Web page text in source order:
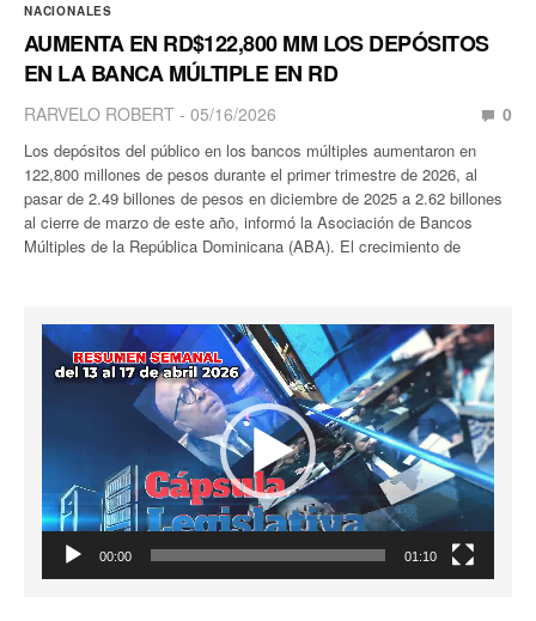
NACIONALES
AUMENTA EN RD$122,800 MM LOS DEPÓSITOS
EN LA BANCA MÚLTIPLE EN RD
RARVELO ROBERT 05/16/2026 0
Los depósitos del público en los bancos múltiples aumentaron en
122,800 millones de pesos durante el primer trimestre de 2026, al
pasar de 2.49 billones de pesos en diciembre de 2025 a 2.62 billones
al cierre de marzo de este año, informó la Asociación de Bancos
Múltiples de la República Dominicana (ABA). El crecimiento de
Reproductor
vídeo
00:00 01:10